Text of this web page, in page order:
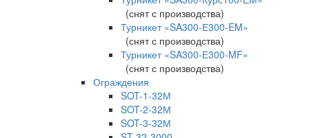
(снят с производства)
Турникет «SA300-Е300-EM»
(снят с производства)
Турникет «SA300-Е300-MF»
(снят с производства)
Ограждения
SOT-1-32М
SOT-2-32М
SOT-3-32М